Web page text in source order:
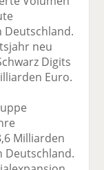
Deutschland.
neu
Digits
Euro.
Milliarden
Deutschland.